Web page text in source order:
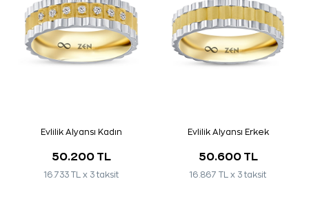
Evlilik Alyansı Kadın
50.200 TL
16.733 TL x 3 taksit
Evlilik Alyansı Erkek
50.600 TL
16.867 TL x 3 taksit